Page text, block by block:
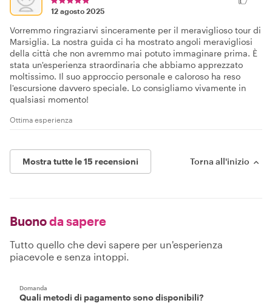
12 agosto 2025
Vorremmo ringraziarvi sinceramente per il meraviglioso tour di
Marsiglia. La nostra guida ci ha mostrato angoli meravigliosi
della città che non avremmo mai potuto immaginare prima. È
stata un'esperienza straordinaria che abbiamo apprezzato
moltissimo. Il suo approccio personale e caloroso ha reso
l'escursione davvero speciale. Lo consigliamo vivamente in
qualsiasi momento!
Ottima esperienza
Mostra tutte le 15 recensioni Torna all'inizio
Buonoda sapere
Tutto quello che devi sapere per un'esperienza
piacevole e senza intoppi.
Domanda
Quali metodi di pagamento sono disponibili?